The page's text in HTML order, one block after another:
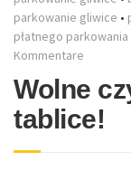
parkowanie gliwice •
płatnego
Kommentare
Wolne
tablice!